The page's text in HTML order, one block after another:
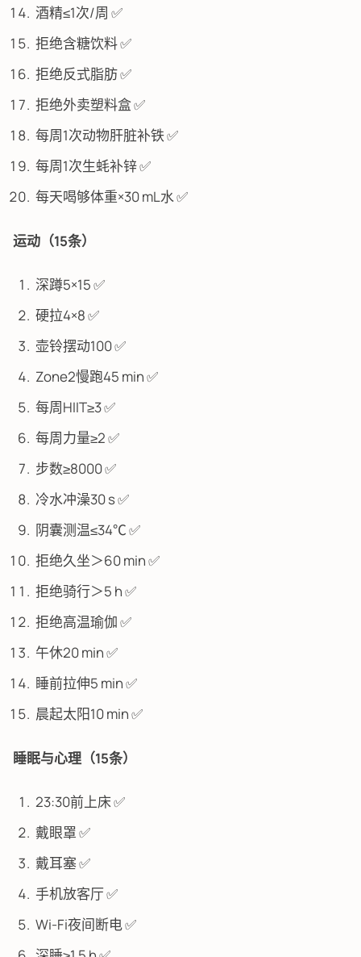
酒精≤1次/周 ✅
拒绝含糖饮料 ✅
拒绝反式脂肪 ✅
拒绝外卖塑料盒 ✅
每周1次动物肝脏补铁 ✅
每周1次生蚝补锌 ✅
每天喝够体重×30 mL水 ✅
运动（15条）
深蹲5×15 ✅
硬拉4×8 ✅
壶铃摆动100 ✅
Zone2慢跑45 min ✅
每周HIIT≥3 ✅
每周力量≥2 ✅
步数≥8000 ✅
冷水冲澡30 s ✅
阴囊测温≤34℃ ✅
拒绝久坐＞60 min ✅
拒绝骑行＞5 h ✅
拒绝高温瑜伽 ✅
午休20 min ✅
睡前拉伸5 min ✅
晨起太阳10 min ✅
睡眠与心理（15条）
23:30前上床 ✅
戴眼罩 ✅
戴耳塞 ✅
手机放客厅 ✅
Wi-Fi夜间断电 ✅